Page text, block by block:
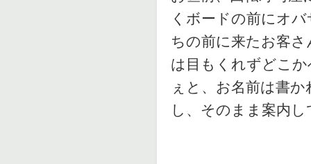
くボードの前にオ
ちの前に来たお客
は目もくれずどこ
ぇと、お名前は書
し、そのまま案内